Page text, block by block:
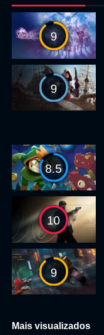
9
9
8.5
10
9
Mais visualizados